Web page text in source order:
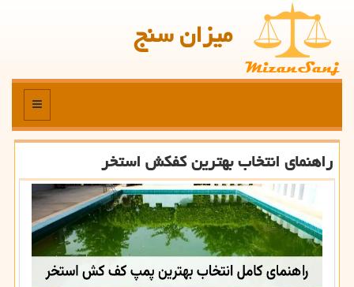
میزان سنج
منو
راهنمای انتخاب بهترین کفکش استخر